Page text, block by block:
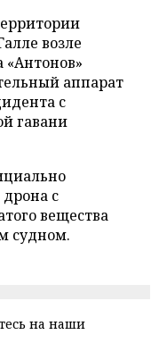
возле
«Антонов»
аппарат
с
гавани
с
вещества
судном.
на наши